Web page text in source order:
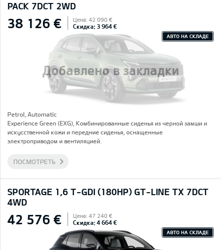
PACK 7DCT 2WD
Добавлено в закладки
38 126 € Цена: 42 090 €
Скидка: 3 964 €
АВТО НА СКЛАДЕ
Petrol, Automatic
Experience Green (EXG), Комбинированные сиденья из черной замши и
искусственной кожи и передние сиденья, оснащенные
электроприводом и вентиляцией.
ПОСМОТРЕТЬ
SPORTAGE 1,6 T-GDI (180HP) GT-LINE TX 7DCT
4WD
42 576 € Цена: 47 240 €
Скидка: 4 664 €
АВТО НА СКЛАДЕ